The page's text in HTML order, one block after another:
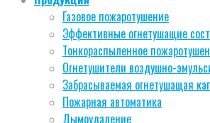
Газовое пожаротушение
Эффективные огнетушащие
Тонкораспыленное
Огнетушители воздушно-
Забрасываемая огнетушащая
Пожарная автоматика
Дымоудаление